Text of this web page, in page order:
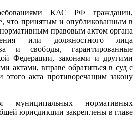
КАС РФ гражданин,
что принятым и опубликованным в
правовым актом органа
или должностного лица
и свободы, гарантированные
Федерации, законами и другими
актами, вправе обратиться в суд с
этого акта противоречащим закону
муниципальных нормативных
юрисдикции закреплены в главе